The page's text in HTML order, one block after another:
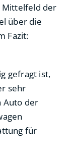
Mittelfeld der
über die
Fazit:
gefragt ist,
sehr
Auto der
für